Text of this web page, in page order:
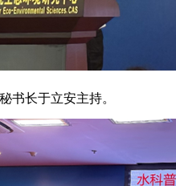
书长于立安主持。